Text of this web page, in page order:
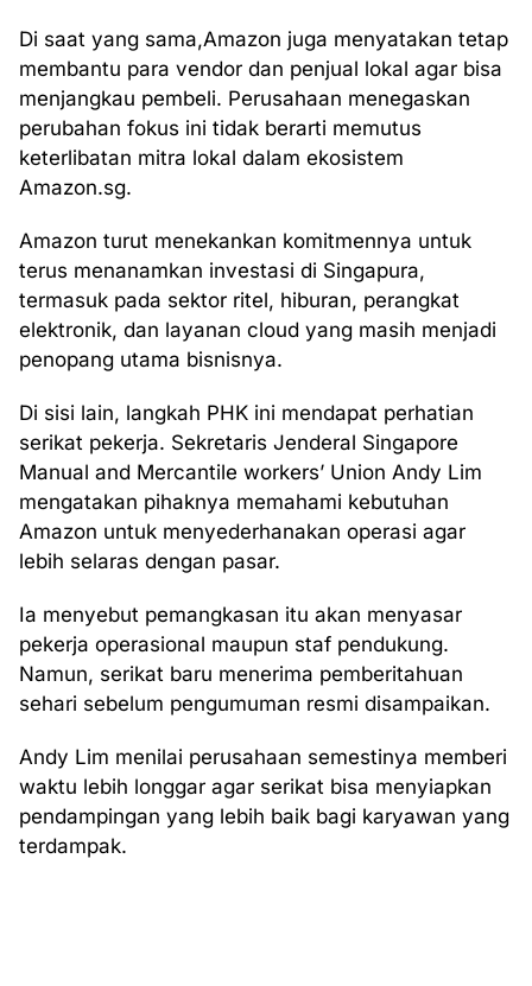
Di saat yang sama,Amazon juga menyatakan tetap
membantu para vendor dan penjual lokal agar bisa
menjangkau pembeli. Perusahaan menegaskan
perubahan fokus ini tidak berarti memutus
keterlibatan mitra lokal dalam ekosistem
Amazon.sg.
Amazon turut menekankan komitmennya untuk
terus menanamkan investasi di Singapura,
termasuk pada sektor ritel, hiburan, perangkat
elektronik, dan layanan cloud yang masih menjadi
penopang utama bisnisnya.
Di sisi lain, langkah PHK ini mendapat perhatian
serikat pekerja. Sekretaris Jenderal Singapore
Manual and Mercantile workers’ Union Andy Lim
mengatakan pihaknya memahami kebutuhan
Amazon untuk menyederhanakan operasi agar
lebih selaras dengan pasar.
Ia menyebut pemangkasan itu akan menyasar
pekerja operasional maupun staf pendukung.
Namun, serikat baru menerima pemberitahuan
sehari sebelum pengumuman resmi disampaikan.
Andy Lim menilai perusahaan semestinya memberi
waktu lebih longgar agar serikat bisa menyiapkan
pendampingan yang lebih baik bagi karyawan yang
terdampak.